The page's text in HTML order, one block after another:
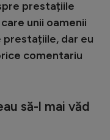
prestațiile
unii oamenii
prestațiile, dar eu
comentariu
să-l mai văd